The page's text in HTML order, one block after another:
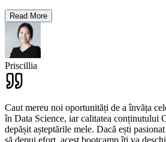
Read More
Priscillia
Caut mereu noi oportunități de a învăța
în Data Science, iar calitatea conținutului
depășit așteptările mele. Dacă ești
să depui efort, acest bootcamp îți va